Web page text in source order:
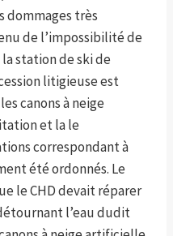
dommages très
de l’impossibilité de
station de ski de
litigieuse est
canons à neige
et la le
correspondant à
été ordonnés. Le
le CHD devait réparer
l’eau dudit